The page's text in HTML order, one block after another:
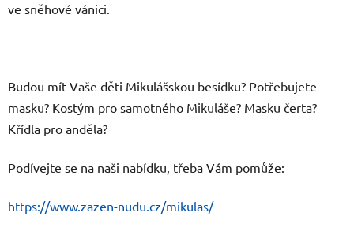
ve sněhové vánici.
Budou mít Vaše děti Mikulášskou besídku? Potřebujete
masku? Kostým pro samotného Mikuláše? Masku čerta?
Křídla pro anděla?
Podívejte se na naši nabídku, třeba Vám pomůže:
https://www.zazen-nudu.cz/mikulas/